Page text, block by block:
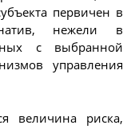
первичен в
нежели в
с выбранной
управления
величина риска,